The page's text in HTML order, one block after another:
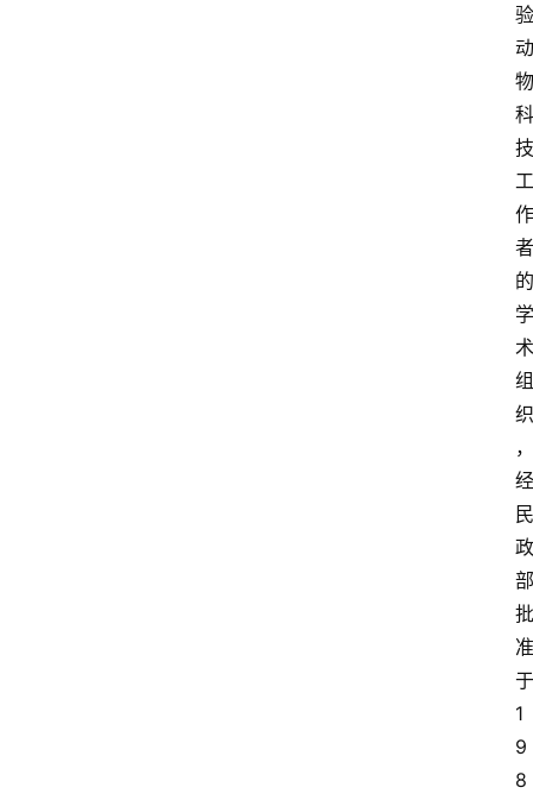
验
动
物
科
技
工
作
者
的
学
术
组
织
，
经
民
政
部
批
准
于
1
9
8